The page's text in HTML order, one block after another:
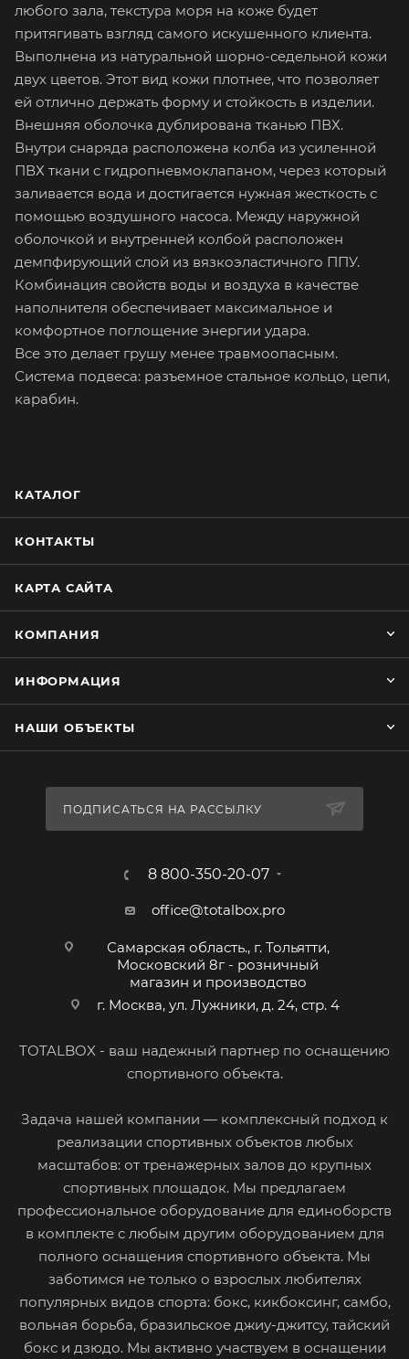
любого зала, текстура моря на коже будет
притягивать взгляд самого искушенного клиента.
Выполнена из натуральной шорно-седельной кожи
двух цветов. Этот вид кожи плотнее, что позволяет
ей отлично держать форму и стойкость в изделии.
Внешняя оболочка дублирована тканью ПВХ.
Внутри снаряда расположена колба из усиленной
ПВХ ткани с гидропневмоклапаном, через который
заливается вода и достигается нужная жесткость с
помощью воздушного насоса. Между наружной
оболочкой и внутренней колбой расположен
демпфирующий слой из вязкоэластичного ППУ.
Комбинация свойств воды и воздуха в качестве
наполнителя обеспечивает максимальное и
комфортное поглощение энергии удара.
Все это делает грушу менее травмоопасным.
Система подвеса: разъемное стальное кольцо, цепи,
карабин.
КАТАЛОГ
КОНТАКТЫ
КАРТА САЙТА
КОМПАНИЯ
ИНФОРМАЦИЯ
НАШИ ОБЪЕКТЫ
ПОДПИСАТЬСЯ НА РАССЫЛКУ
8 800-350-20-07
office@totalbox.pro
Самарская область., г. Тольятти,
Московский 8г - розничный
магазин и производство
г. Москва, ул. Лужники, д. 24, стр. 4
TOTALBOX - ваш надежный партнер по оснащению
спортивного объекта.
Задача нашей компании — комплексный подход к
реализации спортивных объектов любых
масштабов: от тренажерных залов до крупных
спортивных площадок. Мы предлагаем
профессиональное оборудование для единоборств
в комплекте с любым другим оборудованием для
полного оснащения спортивного объекта. Мы
заботимся не только о взрослых любителях
популярных видов спорта: бокс, кикбоксинг, самбо,
вольная борьба, бразильское джиу-джитсу, тайский
бокс и дзюдо. Мы активно участвуем в оснащении